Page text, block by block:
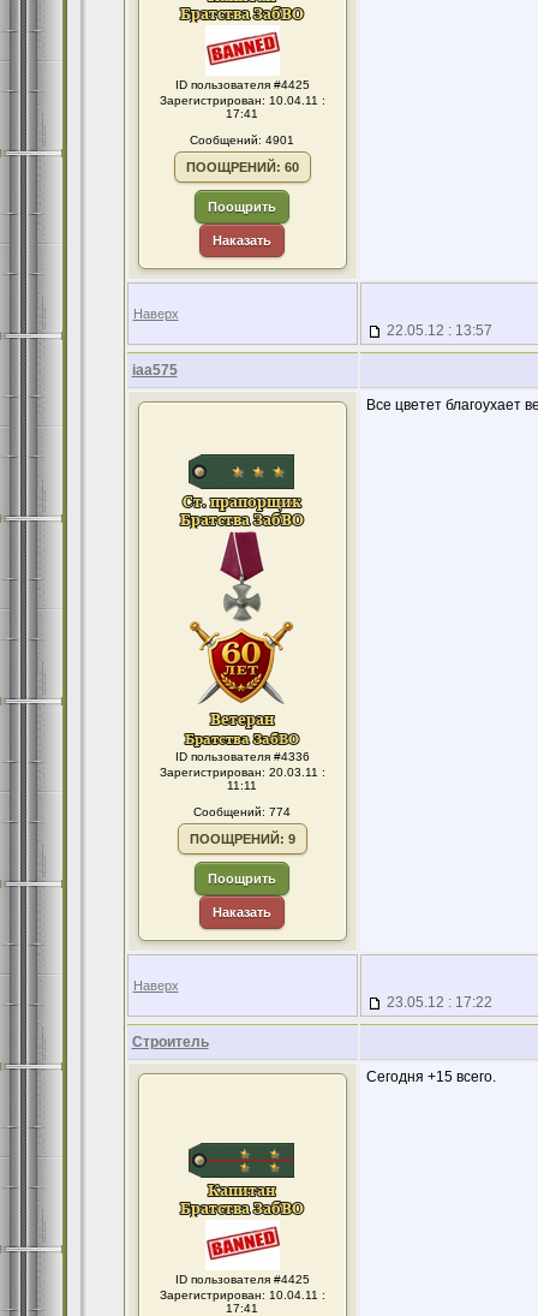
ID пользователя #4425
Зарегистрирован: 10.04.11 :
17:41
Сообщений: 4901
ПООЩРЕНИЙ: 60
Поощрить
Наказать
Наверх
22.05.12 : 13:57
iaa575
ID пользователя #4336
Зарегистрирован: 20.03.11 :
11:11
Сообщений: 774
ПООЩРЕНИЙ: 9
Поощрить
Наказать
Все цветет благоухает
Наверх
23.05.12 : 17:22
Строитель
ID пользователя #4425
Зарегистрирован: 10.04.11 :
17:41
Сегодня +15 всего.